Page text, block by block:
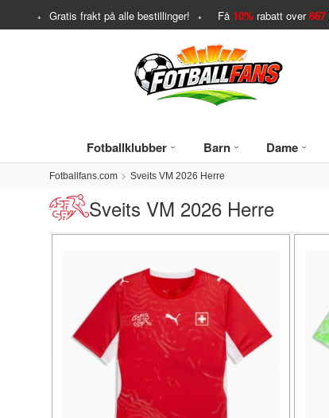
Gratis frakt på alle bestillinger! Få 10% rabatt over667
Fotballklubber Barn Dame
Fotballfans.com Sveits VM 2026 Herre
Sveits VM 2026 Herre